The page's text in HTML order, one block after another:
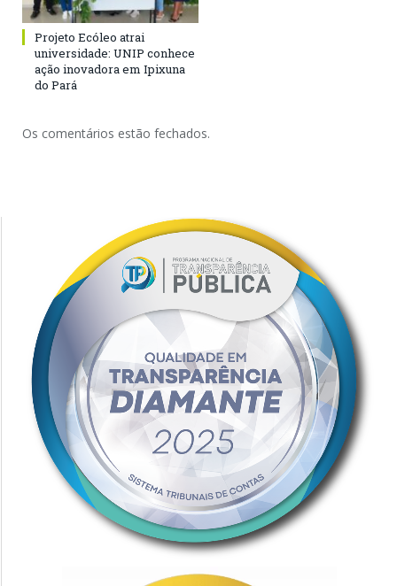
Projeto Ecóleo atrai
universidade: UNIP conhece
ação inovadora em Ipixuna
do Pará
Os comentários estão fechados.